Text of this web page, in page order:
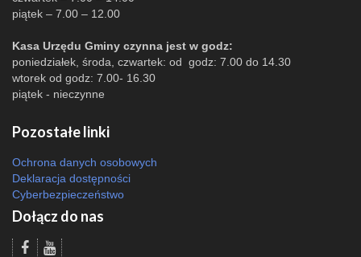
piątek – 7.00 – 12.00
Kasa Urzędu Gminy czynna jest w godz:
poniedziałek, środa, czwartek: od godz: 7.00 do 14.30
wtorek od godz: 7.00- 16.30
piątek - nieczynne
Pozostałe linki
Ochrona danych osobowych
Deklaracja dostępności
Cyberbezpieczeństwo
Dołącz do nas